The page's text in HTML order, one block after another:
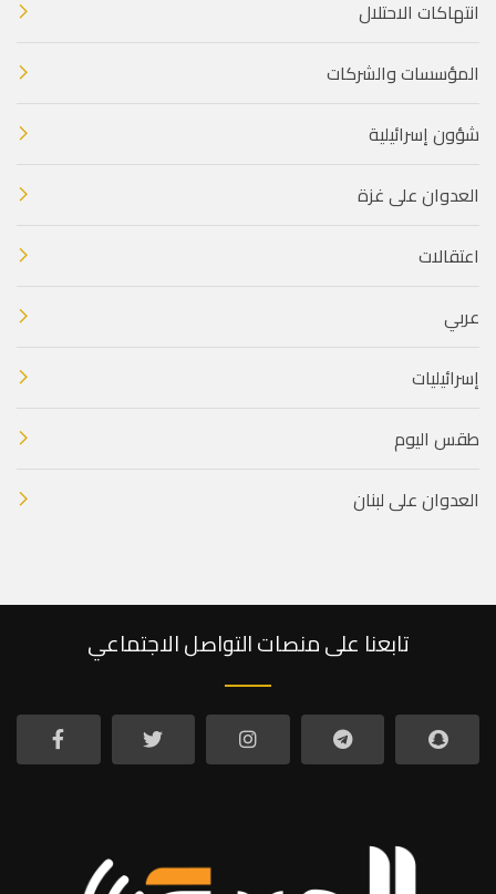
انتهاكات الاحتلال
المؤسسات والشركات
شؤون إسرائيلية
العدوان على غزة
اعتقالات
عربي
إسرائيليات
طقس اليوم
العدوان على لبنان
تابعنا على منصات التواصل الاجتماعي